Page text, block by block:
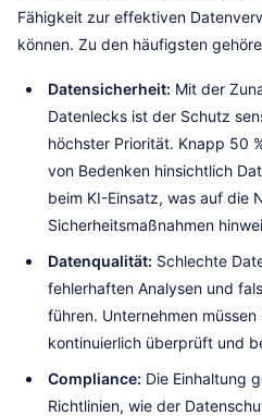
Fähigkeit zur effektiven
können. Zu den häufigsten
Datensicherheit: Mit der
Datenlecks ist der Schutz
höchster Priorität. Knapp 50
von Bedenken hinsichtlich
beim KI-Einsatz, was auf die
Sicherheitsmaßnahmen
Datenqualität: Schlechte
fehlerhaften Analysen und
führen. Unternehmen
kontinuierlich überprüft und
Compliance: Die Einhaltung
Richtlinien, wie der